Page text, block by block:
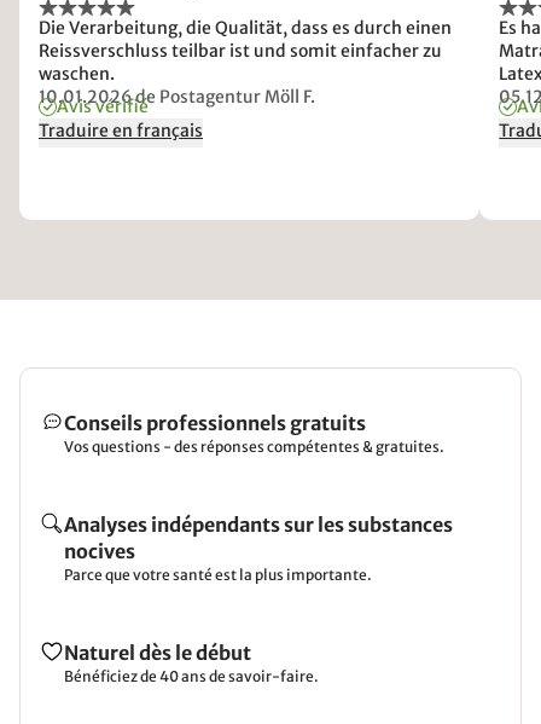
Die Verarbeitung, die Qualität, dass es durch einen
Reissverschluss teilbar ist und somit einfacher zu
waschen.
10.01.2026de Postagentur Möll F.
Avis vérifié
Traduire en français
Es
Conseils professionnels gratuits
Vos questions - des réponses compétentes & gratuites.
Analyses indépendants sur les substances
nocives
Parce que votre santé est la plus importante.
Naturel dès le début
Bénéficiez de 40 ans de savoir-faire.